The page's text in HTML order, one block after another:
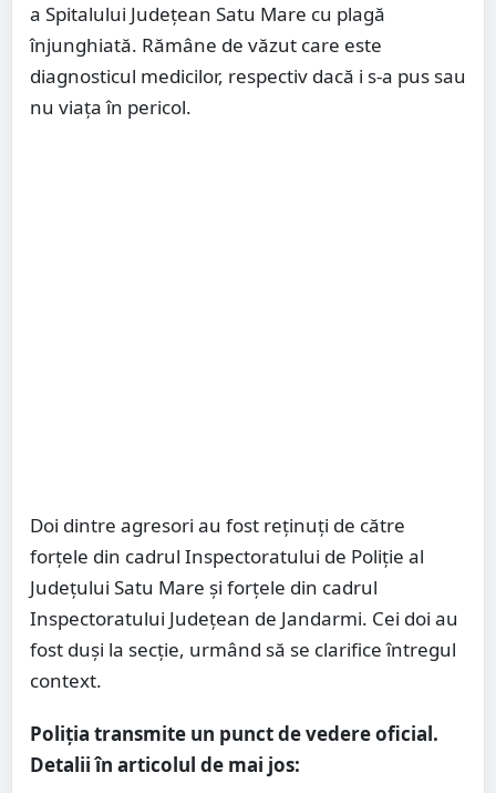
a Spitalului Județean Satu Mare cu plagă
înjunghiată. Rămâne de văzut care este
diagnosticul medicilor, respectiv dacă i s-a pus sau
nu viața în pericol.
Doi dintre agresori au fost reținuți de către
forțele din cadrul Inspectoratului de Poliție al
Județului Satu Mare și forțele din cadrul
Inspectoratului Județean de Jandarmi. Cei doi au
fost duși la secție, urmând să se clarifice întregul
context.
Poliția transmite un punct de vedere oficial.
Detalii în articolul de mai jos: